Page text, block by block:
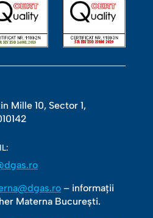
Mille 10, Sector 1,
– informații
Materna București.